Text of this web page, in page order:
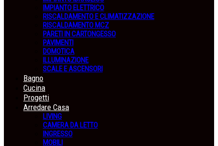
IMPIANTO ELETTRICO
RISCALDAMENTO E CLIMATIZZAZIONE
RISCALDAMENTO MCZ
PARETI IN CARTONGESSO
PAVIMENTI
DOMOTICA
ILLUMINAZIONE
SCALE E ASCENSORI
Bagno
Cucina
Progetti
Arredare Casa
LIVING
CAMERA DA LETTO
INGRESSO
MOBILI